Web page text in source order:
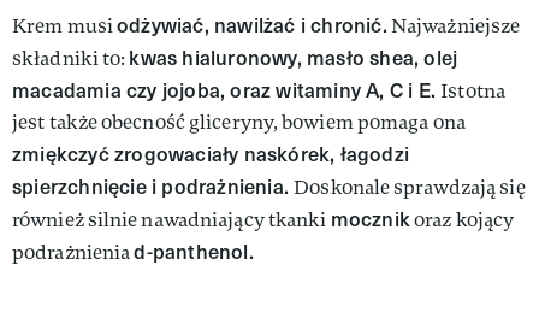
Krem musiodżywiać, nawilżać i chronić.Najważniejsze
składniki to: kwas hialuronowy, masło shea, olej
macadamia czy jojoba, oraz witaminy A, C i E. Istotna
jest także obecność gliceryny, bowiem pomaga ona
zmiękczyć zrogowaciały naskórek, łagodzi
spierzchnięcie i podrażnienia.Doskonale sprawdzają się
również silnie nawadniający tkanki mocznikoraz kojący
podrażnieniad-panthenol.